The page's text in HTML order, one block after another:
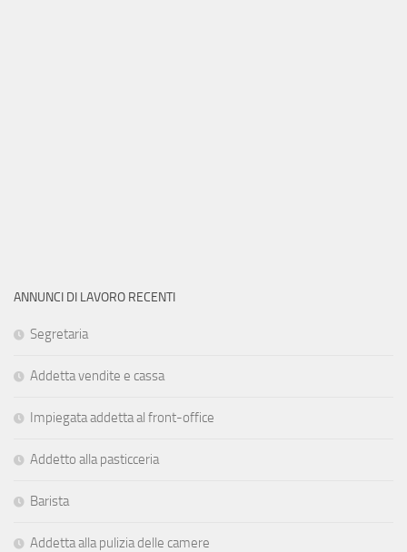
ANNUNCI DI LAVORO RECENTI
Segretaria
Addetta vendite e cassa
Impiegata addetta al front-office
Addetto alla pasticceria
Barista
Addetta alla pulizia delle camere